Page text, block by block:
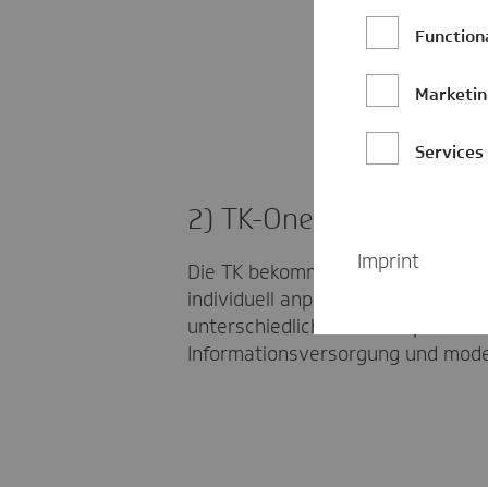
2) TK-One
Die TK bekommt mit “TK-One”
individuell anpassbares
unterschiedlichen Arbeitsplätze
Informationsversorgung und
Services
Imprint